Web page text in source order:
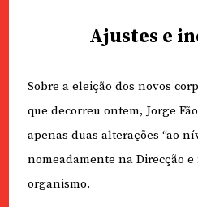
Ajustes e
Sobre a eleição dos novos
que decorreu ontem, Jorge
apenas duas alterações “ao
nomeadamente na Direcção
organismo.